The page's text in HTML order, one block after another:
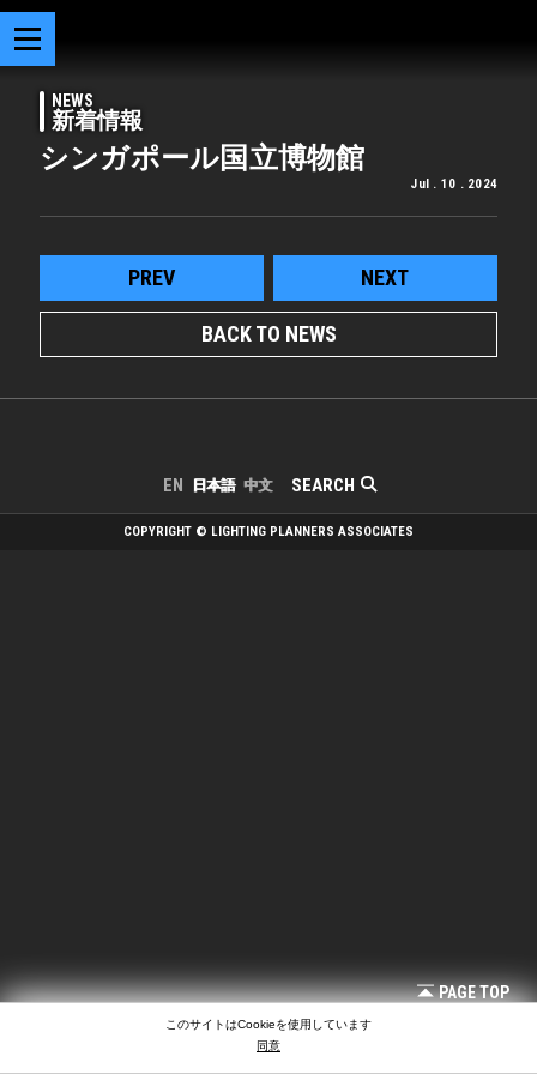
NEWS
新着情報
シンガポール国立博物館
Jul . 10 . 2024
PREV NEXT
BACK TO NEWS
SEARCH
EN 日本語 中文
PAGE TOP
COPYRIGHT © LIGHTING PLANNERS ASSOCIATES
このサイトはCookieを使用しています
同意